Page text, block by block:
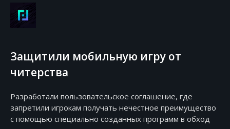
Защитили мобильную игру от
читерства
Разработали пользовательское соглашение, где
запретили игрокам получать нечестное преимущество
с помощью специально созданных программ в обход